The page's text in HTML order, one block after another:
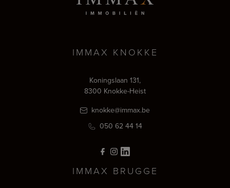
IMMAX KNOKKE
Koningslaan 131,
8300 Knokke-Heist
knokke@immax.be
050 62 44 14
IMMAX BRUGGE